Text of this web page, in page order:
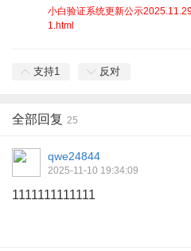
小白验证系统更新公示
1.html
支持1 反对
全部回复 25
qwe24844
2025-11-10 19:34:09
1111111111111